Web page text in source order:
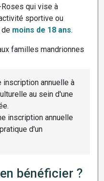
qui vise à
sportive ou
de moins de 18 ans.
familles mandrionnes
inscription annuelle à
au sein d'une
inscription annuelle
d'un
bénéficier ?